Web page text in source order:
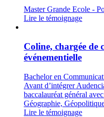
Master Grande Ecole -
Lire le témoignage
Coline, chargée de
événementielle
Bachelor en
Avant d’intégrer
baccalauréat général
Géographie,
Lire le témoignage